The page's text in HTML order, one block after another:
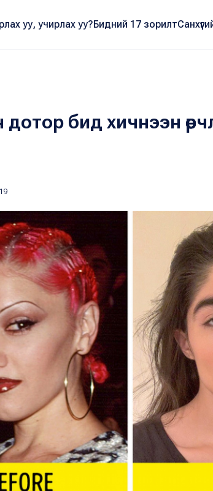
уу, учирлах уу?Бидний 17 зорилт
бид хичнээн